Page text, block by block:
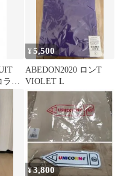
ボ
¥5,500
ABEDON2020 ロンT
VIOLET L
¥3,800